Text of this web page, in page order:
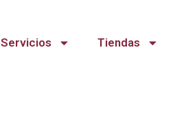
Servicios Tiendas